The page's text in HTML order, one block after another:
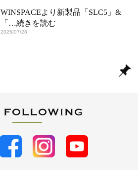
WINSPACEより新製品「SLC5」&
「 …続きを読む
2025/07/28